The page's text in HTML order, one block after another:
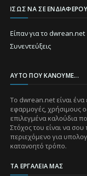
ΊΣΩΣ ΝΑ ΣΕ
Είπαν για το dwrean.net
Συνεντεύξεις
ΑΥΤΌ ΠΟΥ ΚΆΝΟΥΜΕ...
Το dwrean.net είναι
εφαρμογές, χρήσιμους
επιλεγμένα καλούδια
Στόχος του είναι να
περιεχόμενο για
κατανοητό τρόπο.
ΤΑ ΕΡΓΑΛΕΊΑ ΜΑΣ